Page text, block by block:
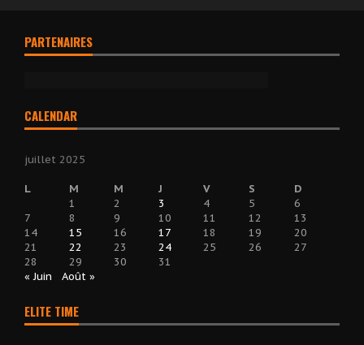
PARTENAIRES
CALENDAR
juillet 2025
L M M J V S
D
1
2 3 4 5
6
7
8 9 10 11 12
13
14
15 16 17 18 19
20
21
22 23 24 25 26
27
28
29 30
31
« Juin
Août »
ELITE TIME